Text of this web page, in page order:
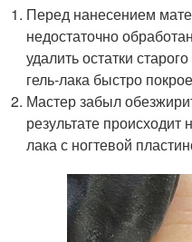
Перед нанесением
недостаточно
удалить остатки
гель-лака быстро
Мастер забыл
результате происходит
лака с ногтевой